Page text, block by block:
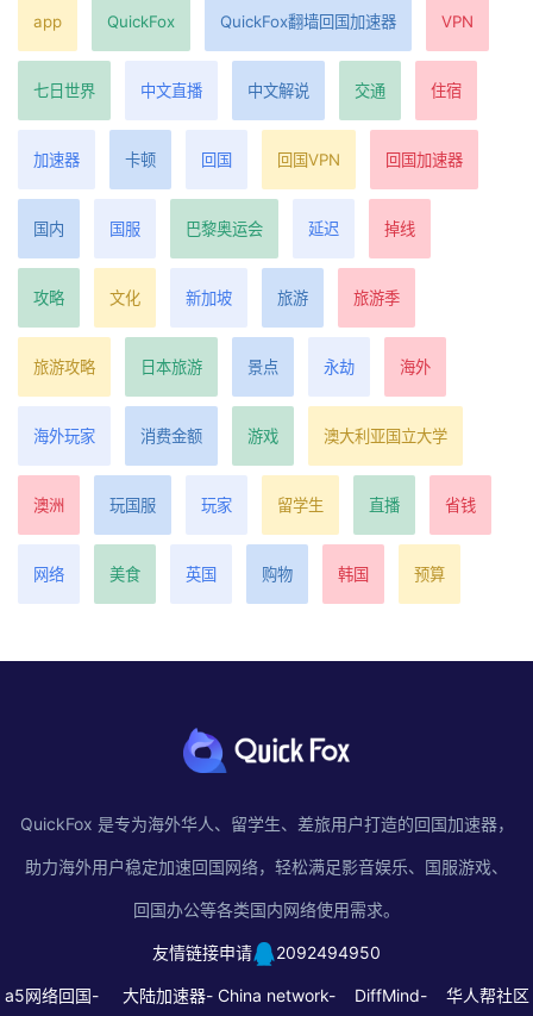
app QuickFox QuickFox翻墙回国加速器 VPN
七日世界 中文直播 中文解说 交通 住宿
加速器 卡顿 回国 回国VPN 回国加速器
国内 国服 巴黎奥运会 延迟 掉线
攻略 文化 新加坡 旅游 旅游季
旅游攻略 日本旅游 景点 永劫 海外
海外玩家 消费金额 游戏 澳大利亚国立大学
澳洲 玩国服 玩家 留学生 直播 省钱
网络 美食 英国 购物 韩国 预算
QuickFox 是专为海外华人、留学生、差旅用户打造的回国加速器，
助力海外用户稳定加速回国网络，轻松满足影音娱乐、国服游戏、
回国办公等各类国内网络使用需求。
友情链接申请 2092494950
a5网络回国- 大陆加速器- China network- DiffMind- 华人帮社区